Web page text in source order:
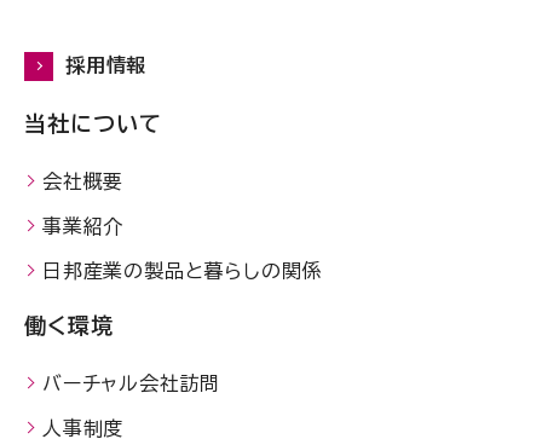
採用情報
当社について
会社概要
事業紹介
日邦産業の製品と暮らしの関係
働く環境
バーチャル会社訪問
人事制度